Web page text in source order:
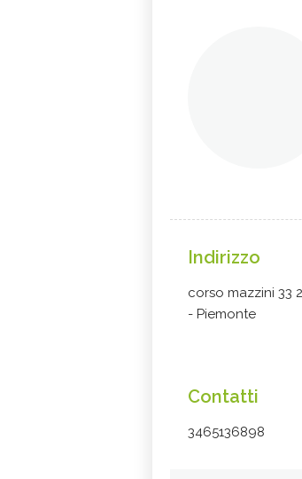
Indirizzo
corso mazzini 33
- Piemonte
Contatti
3465136898